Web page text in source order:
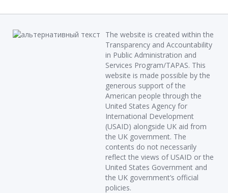
The website is created within the
Transparency and Accountability
in Public Administration and
Services Program/TAPAS. This
website is made possible by the
generous support of the
American people through the
United States Agency for
International Development
(USAID) alongside UK aid from
the UK government. The
contents do not necessarily
reflect the views of USAID or the
United States Government and
the UK government’s official
policies.